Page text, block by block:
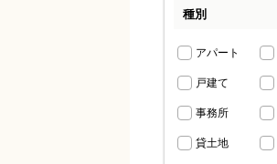
種別
アパート
戸建て
事務所
貸土地